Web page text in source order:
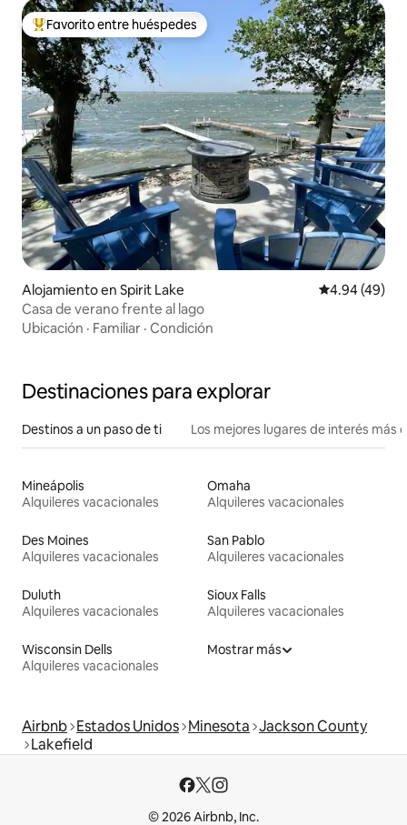
Favorito entre huéspedes preferido
Favorito entre huéspedes
Alojamiento en Spirit Lake Calificación
4.94 (49)
Casa de verano frente al lago
Ubicación · Familiar · Condición
Destinaciones para explorar
Destinos a un paso de ti Los mejores lugares de interés más
Mineápolis
Alquileres vacacionales
Omaha
Alquileres vacacionales
Des Moines
Alquileres vacacionales
San Pablo
Alquileres vacacionales
Duluth
Alquileres vacacionales
Sioux Falls
Alquileres vacacionales
Wisconsin Dells
Alquileres vacacionales
Mostrar más
Airbnb Estados Unidos Minesota Jackson County
Lakefield
© 2026 Airbnb, Inc.